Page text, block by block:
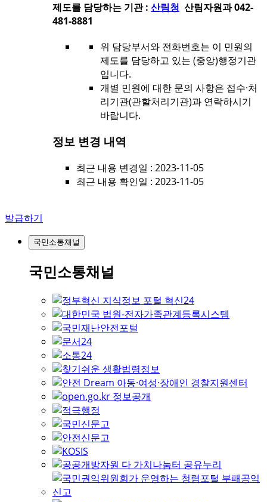
제도를 담당하는 기관 : 산림청 산림자원과 042-
481-8881
위 담당부서와 전화번호는 이 민원의
제도를 담당하고 있는 (중앙)행정기관
입니다.
개별 민원에 대한 문의 사항은 접수·처
리기관(관할처리기관)과 연락하시기
바랍니다.
정보 변경 내역
최근 내용 변경일 : 2023-11-05
최근 내용 확인일 : 2023-11-05
발급하기
국민소통채널
국민소통채널